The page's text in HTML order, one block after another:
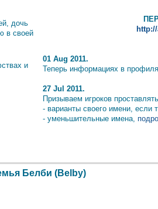
дочь
в своей
и
01 Aug 2011.
Теперь информациях в
27 Jul 2011.
Призываем игроков
- варианты своего имени, если
- уменьшительные имена,
Белби (Belby)